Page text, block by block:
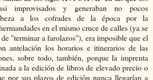
improvisados y generaban no pocos
a los cofrades de la época por la
en el mismo cruce de calles (ya se
"terminar a farolazos"), era imposible que el
antelación los horarios e itinerarios de las
sobre todo, también, porque la imprenta
a la edición de libros de elevado precio o
por sus plazos de edición nunca llegarían a